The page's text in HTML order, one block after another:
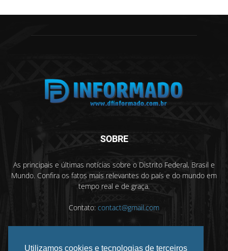
Utilizamos cookies e tecnologias de terceiros
SOBRE
As principais e últimas notícias sobre o Distrito Federal, Brasil e
Mundo. Confira os fatos mais relevantes do país e do mundo em
tempo real e de graça.
Contato: contact@gmail.com